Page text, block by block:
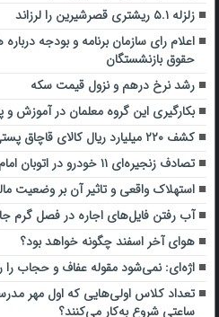
زلزله ۵.۱ ریشتری قصرشیرین را لرزاند
اعلام رای سازمان برنامه و بودجه
حقوق بازنشستگان
رشد نرخ درهم و نزول قیمت سکه
بکارگیری این گروه معلمان در آموزش
کشف ۲۲۰ میلیارد ریال کالای قاچاق پستی در ۱۳ استان
تصادف زنجیره‌ای ۱۱ خودرو در اتوبان امام رضا + عکس و فیلم
استهلاک واقعی و تاثیر آن بر وضعیت
آب رفتن فایل‌های اجاره در فصل گرم
هوای آخر اسفند چگونه خواهد بود؟
اژه‌ای: نمی‌شود مقوله عفاف و حجاب را
تعداد کلاس‌ اولی‌هایی که اول مهر
ساعتی شروع به‌کار می‌کنند؟